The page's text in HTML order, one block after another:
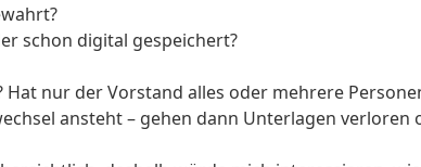
schon digital gespeichert?
nur der Vorstand alles oder mehrere
ansteht – gehen dann Unterlagen